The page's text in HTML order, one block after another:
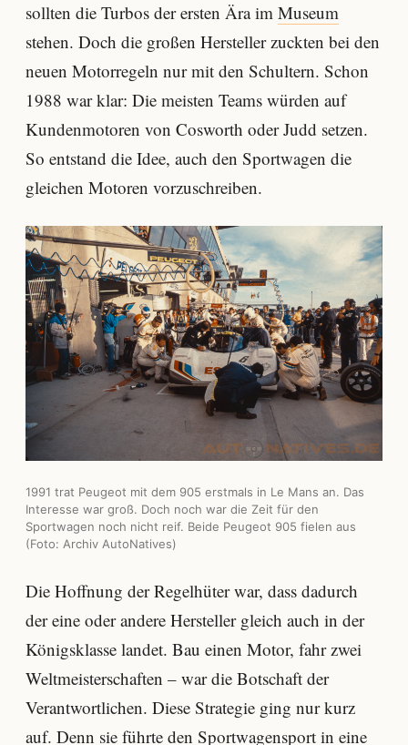
sollten die Turbos der ersten Ära im Museum
stehen. Doch die großen Hersteller zuckten bei den
neuen Motorregeln nur mit den Schultern. Schon
1988 war klar: Die meisten Teams würden auf
Kundenmotoren von Cosworth oder Judd setzen.
So entstand die Idee, auch den Sportwagen die
gleichen Motoren vorzuschreiben.
1991 trat Peugeot mit dem 905 erstmals in Le Mans an. Das
Interesse war groß. Doch noch war die Zeit für den
Sportwagen noch nicht reif. Beide Peugeot 905 fielen aus
(Foto: Archiv AutoNatives)
Die Hoffnung der Regelhüter war, dass dadurch
der eine oder andere Hersteller gleich auch in der
Königsklasse landet. Bau einen Motor, fahr zwei
Weltmeisterschaften – war die Botschaft der
Verantwortlichen. Diese Strategie ging nur kurz
auf. Denn sie führte den Sportwagensport in eine